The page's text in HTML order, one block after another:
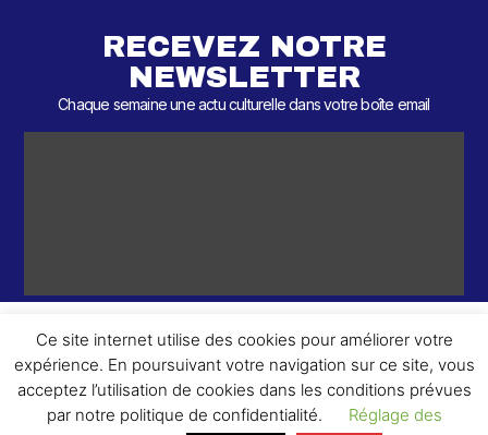
RECEVEZ NOTRE
NEWSLETTER
Chaque semaine une actu culturelle dans votre boîte email
© 2026 – 2 ème Round – Tous droits réservés.
Ce site internet utilise des cookies pour améliorer votre
expérience. En poursuivant votre navigation sur ce site, vous
acceptez l’utilisation de cookies dans les conditions prévues
par notre politique de confidentialité.
Réglage des